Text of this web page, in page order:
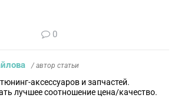
0
/ автор статьи
аксессуаров и запчастей.
лучшее соотношение цена/качество.